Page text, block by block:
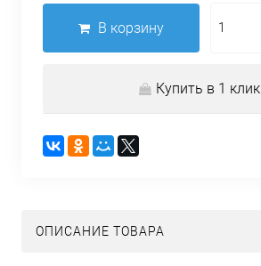
В корзину
Купить в 1 клик
ОПИСАНИЕ ТОВАРА